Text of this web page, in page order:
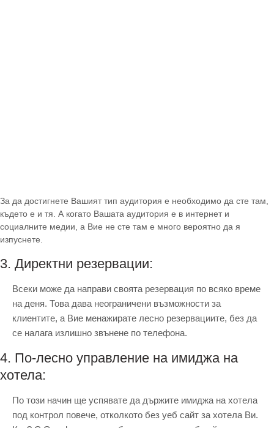
За да достигнете Вашият тип аудитория е необходимо да сте там,
където е и тя. А когато Вашата аудитория е в интернет и
социалните медии, а Вие не сте там е много вероятно да я
изпуснете.
3. Директни резервации:
Всеки може да направи своята резервация по всяко време
на деня. Това дава неограничени възможности за
клиентите, а Вие менажирате лесно резервациите, без да
се налага излишно звънене по телефона.
4. По-лесно управление на имиджана
хотела:
По този начин ще успявате да държите имиджа на хотела
под контрол повече, отколкото без уеб сайт за хотела Ви.